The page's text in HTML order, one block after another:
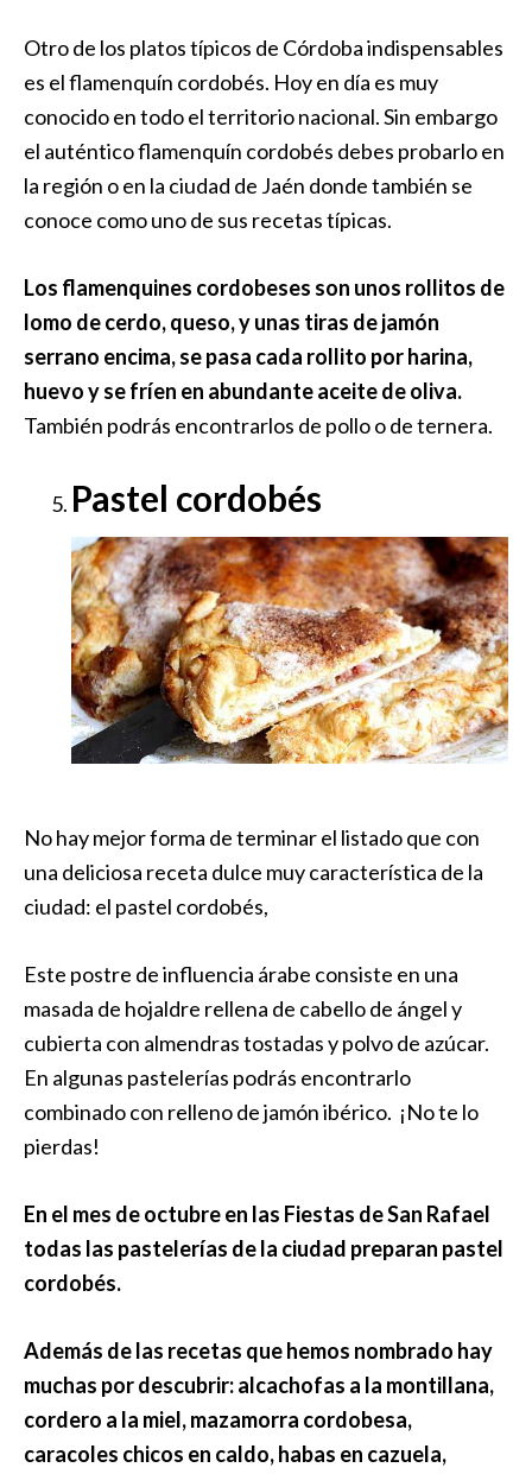
Otro de los platos típicos de Córdoba indispensables
es el flamenquín cordobés. Hoy en día es muy
conocido en todo el territorio nacional. Sin embargo
el auténtico flamenquín cordobés debes probarlo en
la región o en la ciudad de Jaén donde también se
conoce como uno de sus recetas típicas.
Los flamenquines cordobeses son unos rollitos de
lomo de cerdo, queso, y unas tiras de jamón
serrano encima, se pasa cada rollito por harina,
huevo y se fríen en abundante aceite de oliva.
También podrás encontrarlos de pollo o de ternera.
Pastel cordobés
No hay mejor forma de terminar el listado que con
una deliciosa receta dulce muy característica de la
ciudad: el pastel cordobés,
Este postre de influencia árabe consiste en una
masada de hojaldre rellena de cabello de ángel y
cubierta con almendras tostadas y polvo de azúcar.
En algunas pastelerías podrás encontrarlo
combinado con relleno de jamón ibérico. ¡No te lo
pierdas!
En el mes de octubre en las Fiestas de San Rafael
todas las pastelerías de la ciudad preparan pastel
cordobés.
Además de las recetas que hemos nombrado hay
muchas por descubrir: alcachofas a la montillana,
cordero a la miel, mazamorra cordobesa,
caracoles chicos en caldo, habas en cazuela,